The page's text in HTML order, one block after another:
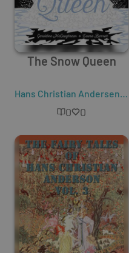
The Snow Queen
Hans Christian Andersen
,
0 0